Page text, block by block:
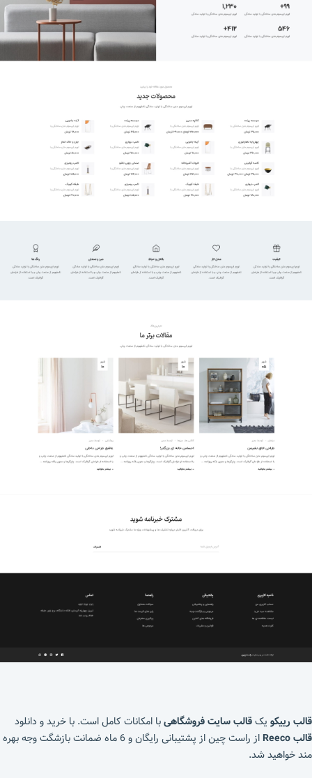
قالب رییکو یکقالب سایت فروشگاهیبا امکانات کامل است. با خرید و دانلود
قالب Reeco
از راست چین از پشتیبانی رایگان و 6 ماه ضمانت بازشگت وجه بهره
مند خواهید شد.